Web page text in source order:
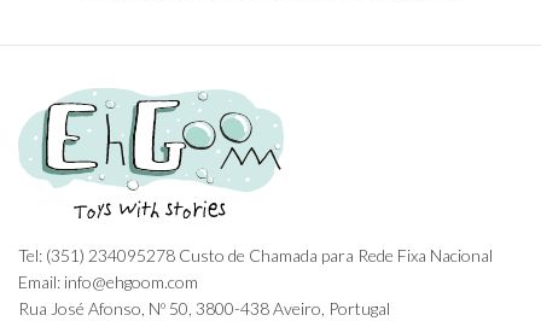
Tel: (351) 234095278 Custo de Chamada para Rede Fixa Nacional
Email: info@ehgoom.com
Rua José Afonso, Nº 50, 3800-438 Aveiro, Portugal